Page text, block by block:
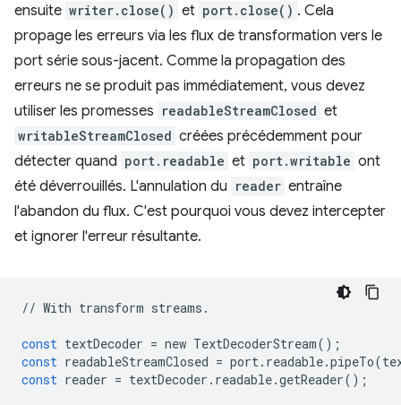
ensuite writer.close() et port.close() . Cela
propage les erreurs via les flux de transformation vers le
port série sous-jacent. Comme la propagation des
erreurs ne se produit pas immédiatement, vous devez
utiliser les promesses readableStreamClosed et
writableStreamClosed créées précédemment pour
détecter quand port.readable et port.writable ont
été déverrouillés. L'annulation du reader entraîne
l'abandon du flux. C'est pourquoi vous devez intercepter
et ignorer l'erreur résultante.
// With transform streams .
const textDecoder = new TextDecoderStream();
const readableStreamClosed = port. readable.pipeTo(
const reader = textDecoder . readable.getReader();